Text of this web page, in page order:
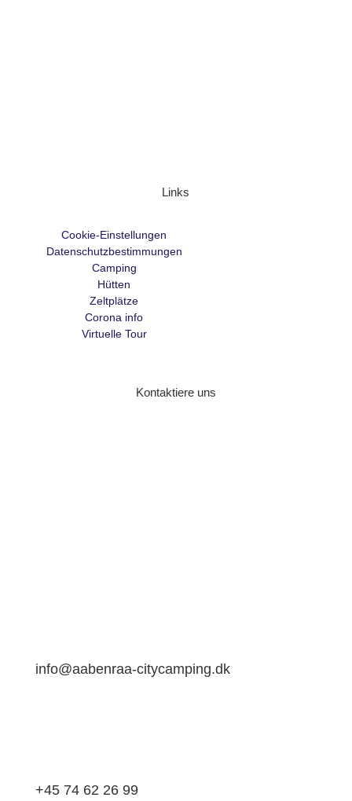
Links
Cookie-Einstellungen
Datenschutzbestimmungen
Camping
Hütten
Zeltplätze
Corona info
Virtuelle Tour
Kontaktiere uns
info@aabenraa-citycamping.dk
+45 74 62 26 99